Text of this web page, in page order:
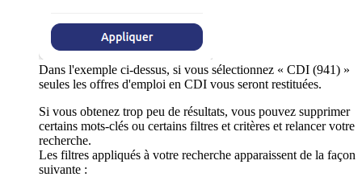
Dans l'exemple ci-dessus, si vous sélectionnez « CDI (941) »
seules les offres d'emploi en CDI vous seront restituées.
Si vous obtenez trop peu de résultats, vous pouvez supprimer
certains mots-clés ou certains filtres et critères et relancer votre
recherche.
Les filtres appliqués à votre recherche apparaissent de la façon
suivante :